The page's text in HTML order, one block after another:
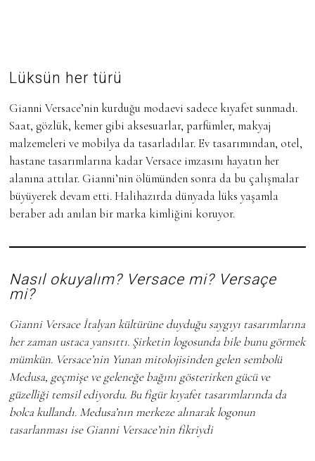
Lüksün her türü
Gianni Versace’nin kurduğu modaevi sadece kıyafet sunmadı.
Saat, gözlük, kemer gibi aksesuarlar, parfümler, makyaj
malzemeleri ve mobilya da tasarladılar. Ev tasarımından, otel,
hastane tasarımlarına kadar Versace imzasını hayatın her
alanına attılar. Gianni’nin ölümünden sonra da bu çalışmalar
büyüyerek devam etti. Halihazırda dünyada lüks yaşamla
beraber adı anılan bir marka kimliğini koruyor.
Nasıl okuyalım? Versace mi? Versaçe
mi?
Gianni Versace İtalyan kültürüne duyduğu saygıyı tasarımlarına
her zaman ustaca yansıttı. Şirketin logosunda bile bunu görmek
mümkün. Versace’nin Yunan mitolojisinden gelen sembolü
Medusa, geçmişe ve geleneğe bağını gösterirken gücü ve
güzelliği temsil ediyordu. Bu figür kıyafet tasarımlarında da
bolca kullandı. Medusa’nın merkeze alınarak logonun
tasarlanması ise Gianni Versace’nin fikriydi